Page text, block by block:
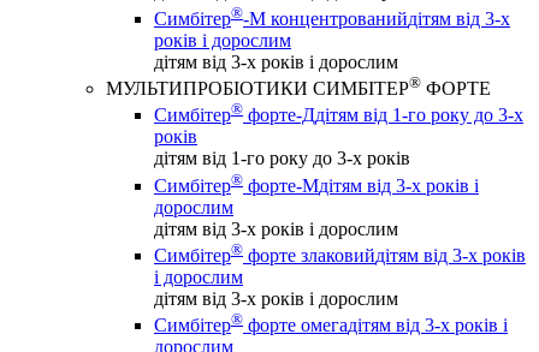
Симбітер®-М концентрованийдітям від 3-х
років і дорослим
дітям від 3-х років і дорослим
МУЛЬТИПРОБІОТИКИ СИМБІТЕР® ФОРТЕ
Симбітер® форте-Ддітям від 1-го року до 3-х
років
дітям від 1-го року до 3-х років
Симбітер® форте-Мдітям від 3-х років і
дорослим
дітям від 3-х років і дорослим
Симбітер® форте злаковийдітям від 3-х років
і дорослим
дітям від 3-х років і дорослим
Симбітер® форте омегадітям від 3-х років і
дорослим